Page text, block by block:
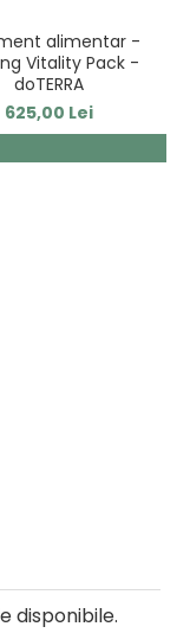
alimentar -
Vitality Pack -
doTERRA
625,00 Lei
disponibile.